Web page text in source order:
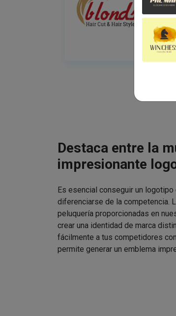
Destaca entre la
impresionante
Es esencial conseguir un
diferenciarse de la competencia.
peluquería proporcionadas en
crear una identidad de marca
fácilmente a tus competidores
permite generar un emblema